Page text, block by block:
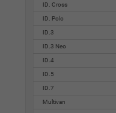
ID. Cross
ID. Polo
ID.3
ID.3 Neo
ID.4
ID.5
ID.7
Multivan